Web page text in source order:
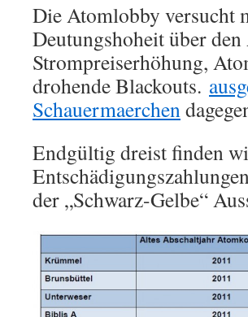
Die Atomlobby versucht
Deutungshoheit über
Strompreiserhöhung,
drohende Blackouts.
Schauermaerchen
Endgültig dreist finden
der „Schwarz-Gelbe“